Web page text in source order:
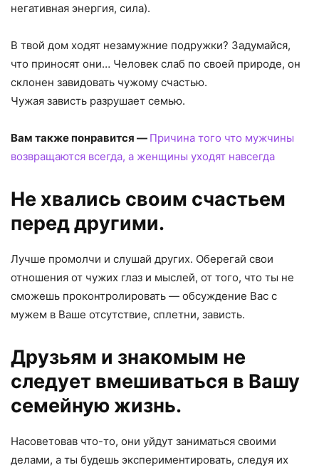
негативная энергия, сила).
В твой дом ходят незамужние подружки? Задумайся,
что приносят они… Человек слаб по своей природе, он
склонен завидовать чужому счастью.
Чужая зависть разрушает семью.
Вам также понравится — Причина того что мужчины
возвращаются всегда, а женщины уходят навсегда
Не хвались своим счастьем
перед другими.
Лучше промолчи и слушай других. Оберегай свои
отношения от чужих глаз и мыслей, от того, что ты не
сможешь проконтролировать — обсуждение Вас с
мужем в Ваше отсутствие, сплетни, зависть.
Друзьям и знакомым не
следует вмешиваться в Вашу
семейную жизнь.
Насоветовав что-то, они уйдут заниматься своими
делами, а ты будешь экспериментировать, следуя их